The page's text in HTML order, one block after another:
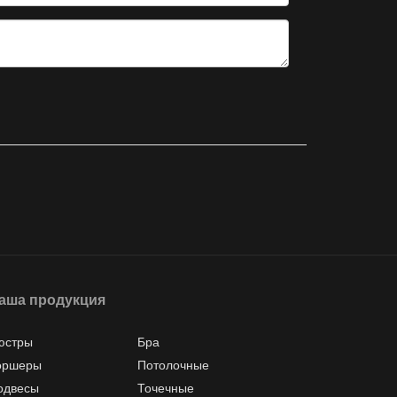
продукция
Бра
Потолочные
Точечные